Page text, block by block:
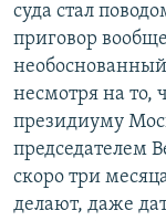
суда стал
приговор
несмотря на то,
президиуму
председателем
скоро три
делают, даже